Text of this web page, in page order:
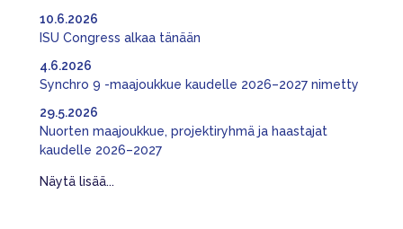
ISU Congress alkaa tänään
10.6.2026
Synchro 9 -maajoukkue kaudelle 2026–2027 nimetty
4.6.2026
Nuorten maajoukkue, projektiryhmä ja haastajat
kaudelle 2026–2027
29.5.2026
Näytä lisää...